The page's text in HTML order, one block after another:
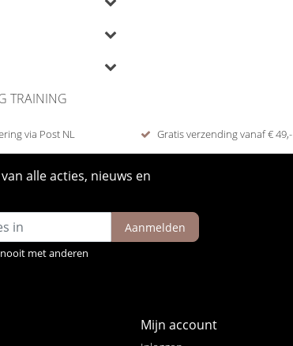
TRAINING
via Post NL Gratis verzending vanaf € 49,-
alle acties, nieuws en
Aanmelden
met anderen
Mijn account